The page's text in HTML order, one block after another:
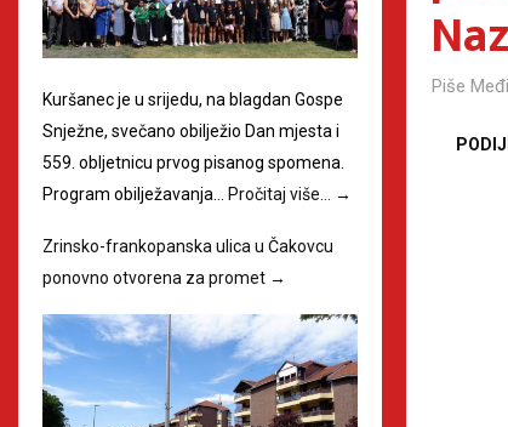
Piše
Kuršanec je u srijedu, na blagdan Gospe
Snježne, svečano obilježio Dan mjesta i
559. obljetnicu prvog pisanog spomena.
Program obilježavanja…
Pročitaj više… →
Zrinsko-frankopanska ulica u Čakovcu
ponovno otvorena za promet →